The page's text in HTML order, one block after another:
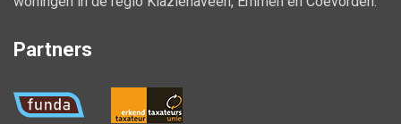
Partners